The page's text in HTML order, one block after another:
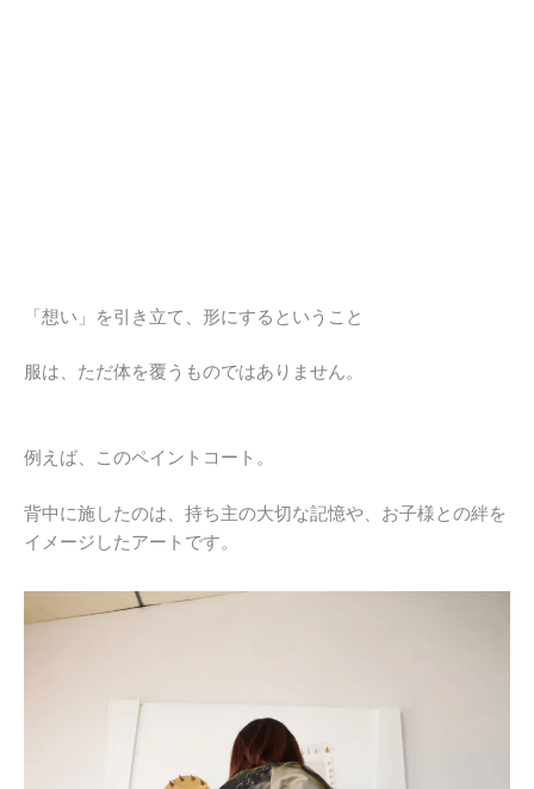
「想い」を引き立て、形にするということ
服は、ただ体を覆うものではありません。
例えば、このペイントコート。
背中に施したのは、持ち主の大切な記憶や、お子様との絆を
イメージしたアートです。